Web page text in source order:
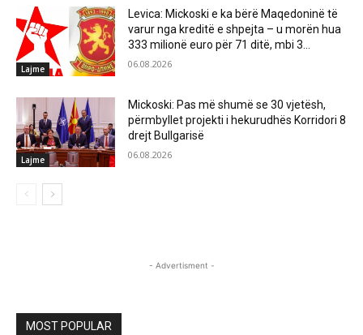
Lajme
Levica: Mickoski e ka bërë Maqedoninë të
varur nga kreditë e shpejta – u morën hua
333 milionë euro për 71 ditë, mbi 3...
06.08.2026
Lajme
Mickoski: Pas më shumë se 30 vjetësh,
përmbyllet projekti i hekurudhës Korridori 8
drejt Bullgarisë
06.08.2026
- Advertisment -
MOST POPULAR